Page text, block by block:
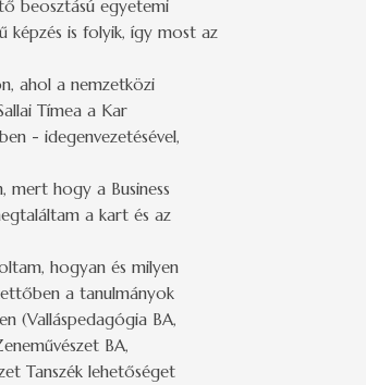
beosztású egyetemi
képzés is folyik, így most az
ahol a nemzetközi
Tímea a Kar
- idegenvezetésével,
hogy a Business
a kart és az
hogyan és milyen
a tanulmányok
(Valláspedagógia BA,
BA,
Tanszék lehetőséget